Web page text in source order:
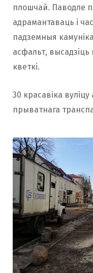
плошчай. Паводле
адрамантаваць і
падземныя
асфальт,
кветкі.
30 красавіка
прыватнага